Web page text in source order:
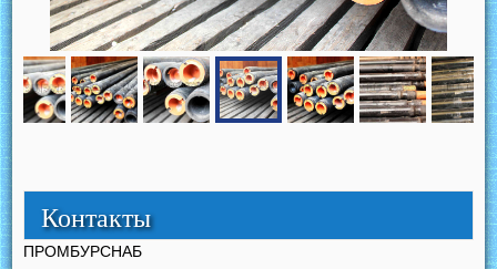
Контакты
ПРОМБУРСНАБ